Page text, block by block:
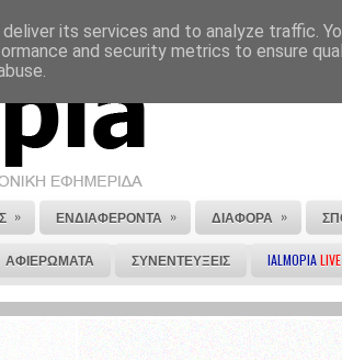
ΕΠΙΚΟΙΝΩΝΙΑ ΣΤΕΙΛΕ ΜΑΣ ΤΟ ΑΡΘΡΟ ΣΟΥ
» ΕΝΔΙΑΦΕΡΟΝΤΑ » ΔΙΑΦΟΡΑ »
ΑΦΙΕΡΩΜΑΤΑ ΣΥΝΕΝΤΕΥΞΕΙΣ IALMOPIALIVE
its services and to analyze traffic.
and security metrics to ensure